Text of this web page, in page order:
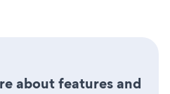
about features and